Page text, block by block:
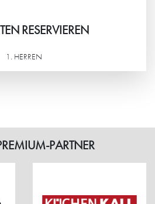
RESERVIEREN
1. HERREN
PARTNER